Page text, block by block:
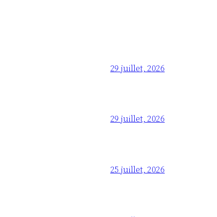
29 juillet, 2026
29 juillet, 2026
25 juillet, 2026